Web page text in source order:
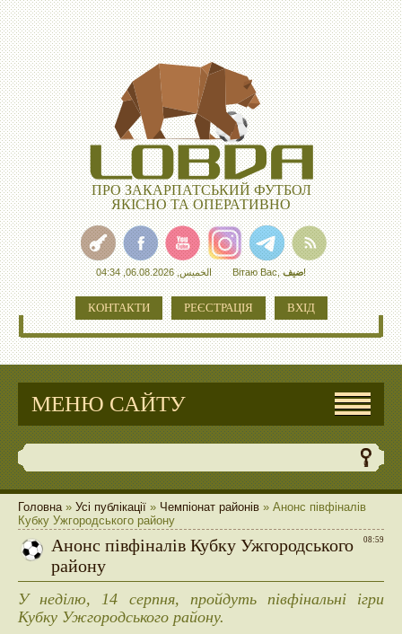
ПРО ЗАКАРПАТСЬКИЙ ФУТБОЛ
ЯКІСНО ТА ОПЕРАТИВНО
الخميس, 06.08.2026, 04:34 Вітаю Вас,ضيف!
КОНТАКТИ РЕЄСТРАЦІЯ ВХІД
МЕНЮ САЙТУ
Головна» Усі публікації » Чемпіонат районів » Анонс півфіналів
Кубку Ужгородського району
08:59
Анонс півфіналів Кубку Ужгородського
району
У неділю, 14 серпня, пройдуть півфінальні ігри
Кубку Ужгородського району.